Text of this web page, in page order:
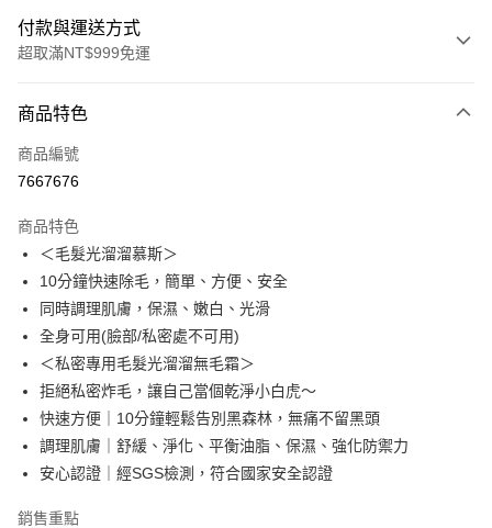
付款與運送方式
超取滿NT$999免運
信用卡一次付款
超商取貨付款
Apple Pay
街口支付
悠遊付
Google Pay
全盈+PAY
ATM付款
商品特色
商品編號
7667676
商品特色
＜毛髮光溜溜慕斯＞
10分鐘快速除毛，簡單、方便、安全
同時調理肌膚，保濕、嫩白、光滑
全身可用(臉部/私密處不可用)
＜私密專用毛髮光溜溜無毛霜＞
拒絕私密炸毛，讓自己當個乾淨小白虎～
快速方便｜10分鐘輕鬆告別黑森林，無痛不留黑頭
調理肌膚｜舒緩、淨化、平衡油脂、保濕、強化防禦力
安心認證｜經SGS檢測，符合國家安全認證
銷售重點